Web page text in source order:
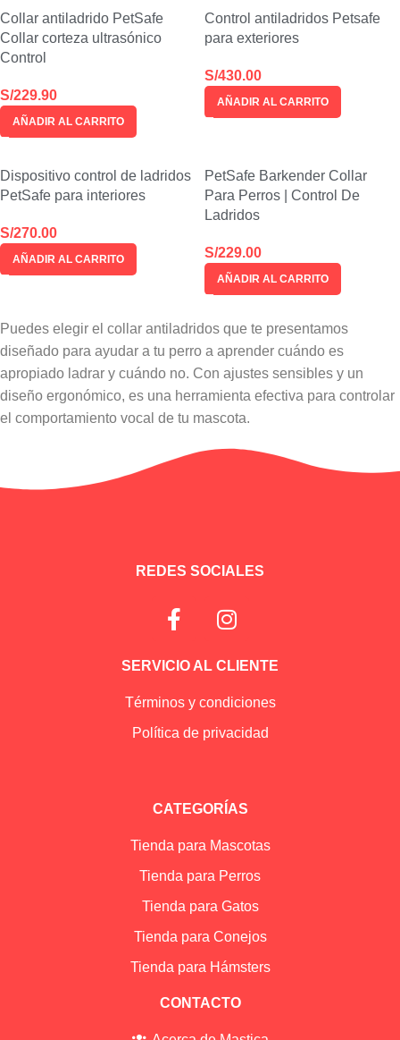
Collar antiladrido PetSafe
Collar corteza ultrasónico
Control
S/229.90
AÑADIR AL CARRITO
Control antiladridos Petsafe
para exteriores
S/430.00
AÑADIR AL CARRITO
Dispositivo control de ladridos
PetSafe para interiores
S/270.00
AÑADIR AL CARRITO
PetSafe Barkender Collar
Para Perros | Control De
Ladridos
S/229.00
AÑADIR AL CARRITO
Puedes elegir el collar antiladridos que te presentamos
diseñado para ayudar a tu perro a aprender cuándo es
apropiado ladrar y cuándo no. Con ajustes sensibles y un
diseño ergonómico, es una herramienta efectiva para controlar
el comportamiento vocal de tu mascota.
REDES SOCIALES
SERVICIO AL CLIENTE
Términos y condiciones
Política de privacidad
CATEGORÍAS
Tienda para Mascotas
Tienda para Perros
Tienda para Gatos
Tienda para Conejos
Tienda para Hámsters
CONTACTO